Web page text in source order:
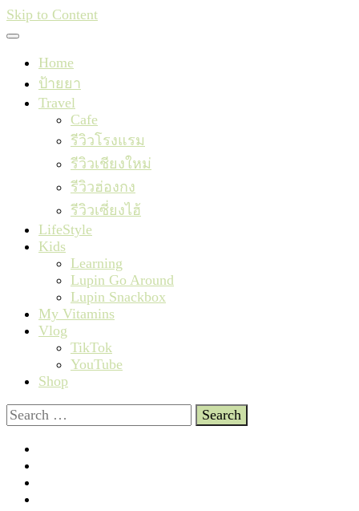
Skip to Content
Home
ป้ายยา
Travel
Cafe
รีวิวโรงแรม
รีวิวเชียงใหม่
รีวิวฮ่องกง
รีวิวเซี่ยงไฮ้
LifeStyle
Kids
Learning
Lupin Go Around
Lupin Snackbox
My Vitamins
Vlog
TikTok
YouTube
Shop
Search
for: